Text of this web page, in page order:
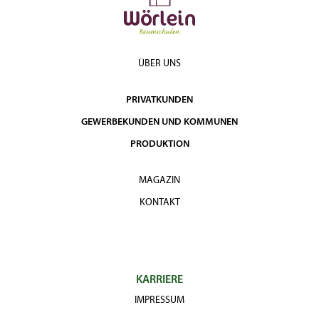
ÜBER UNS
PRIVATKUNDEN
GEWERBEKUNDEN UND KOMMUNEN
PRODUKTION
MAGAZIN
KONTAKT
KARRIERE
IMPRESSUM